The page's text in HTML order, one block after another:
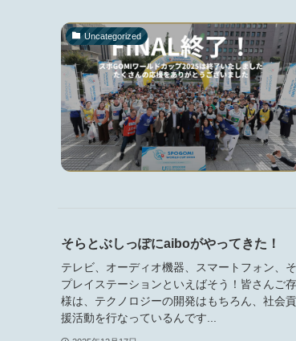
Uncategorized
そらとぶしっぽにaiboがやってきた！
テレビ、オーディオ機器、スマートフォン、
プレイステーションといえばそう！皆さんご
様は、テクノロジーの開発はもちろん、社会
援活動を行なっているんです...